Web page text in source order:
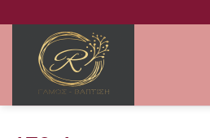
στο
περιεχόμενο